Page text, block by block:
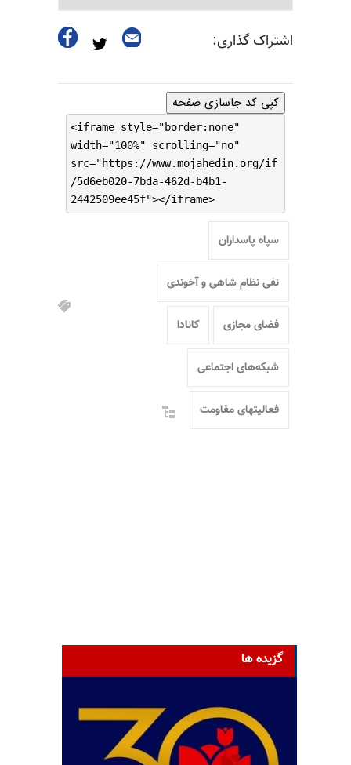
اشتراک گذاری:
کپی کد جاسازی صفحه
<iframe style="border:none"
width="100%" scrolling="no"
src="https://www.mojahedin.org/if
/5d6eb020-7bda-462d-b4b1-
2442509ee45f"></iframe>
سپاه پاسداران
نفی نظام شاهی و آخوندی
فضای مجازی کانادا
شبکه‌های اجتماعی
فعالیتهای مقاومت
گزیده ها